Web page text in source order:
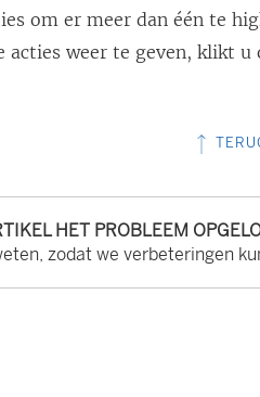
om er meer dan één te
acties weer te geven, klikt u
HET PROBLEEM
zodat we verbeteringen